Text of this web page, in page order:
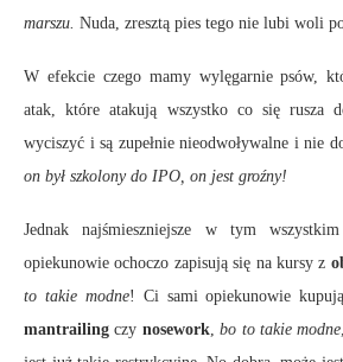
marszu. Nuda, zresztą pies tego nie lubi woli
W efekcie czego mamy wylęgarnie psów,
atak, które atakują wszystko co się rusza
wyciszyć i są zupełnie nieodwoływalne i nie
on był szkolony do IPO, on jest groźny!
Jednak najśmieszniejsze w tym
opiekunowie ochoczo zapisują się na kursy z
to takie modne! Ci sami opiekunowie
mantrailing czy nosework,bo to takie modne